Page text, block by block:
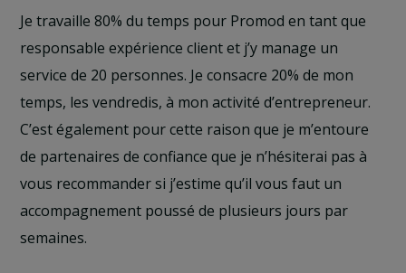
Je travaille 80% du temps pour Promod en tant que
responsable expérience client et j’y manage un
service de 20 personnes. Je consacre 20% de mon
temps, les vendredis, à mon activité d’entrepreneur.
C’est également pour cette raison que je m’entoure
de partenaires de confiance que je n’hésiterai pas à
vous recommander si j’estime qu’il vous faut un
accompagnement poussé de plusieurs jours par
semaines.